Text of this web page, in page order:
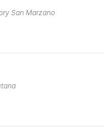
San Marzano